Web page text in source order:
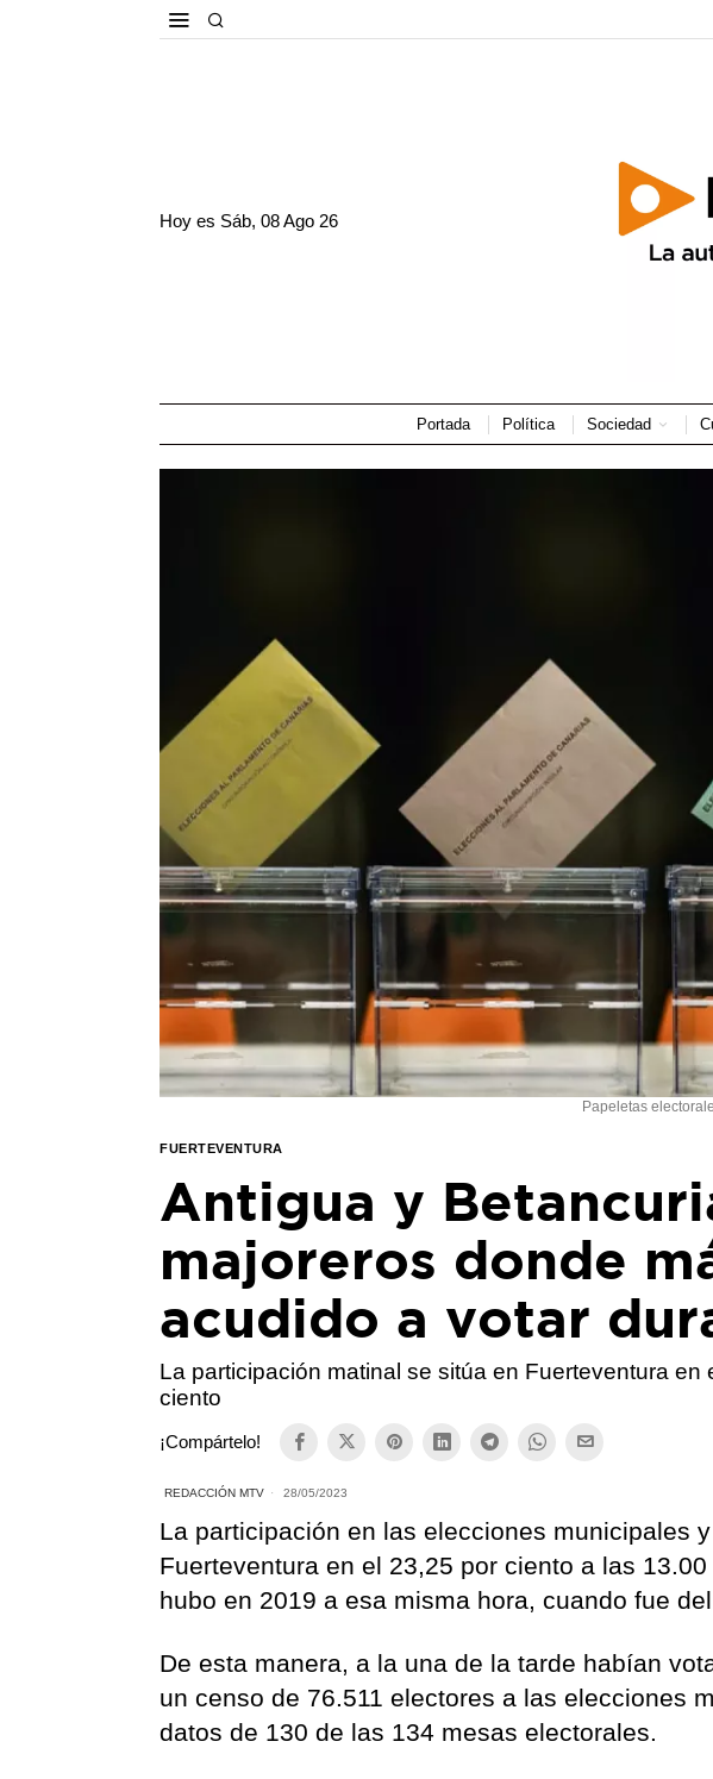
Hoy es Sáb, 08 Ago 26
Portada Política Sociedad
Papeletas
FUERTEVENTURA
Antigua y
majoreros donde
acudido a votar
La participación matinal se sitúa en Fuerteventura en
ciento
¡Compártelo!
REDACCIÓN MTV 28/05/2023
La participación en las elecciones municipales
Fuerteventura en el 23,25 por ciento a las
hubo en 2019 a esa misma hora, cuando fue
De esta manera, a la una de la tarde habían
un censo de 76.511 electores a las elecciones
datos de 130 de las 134 mesas electorales.